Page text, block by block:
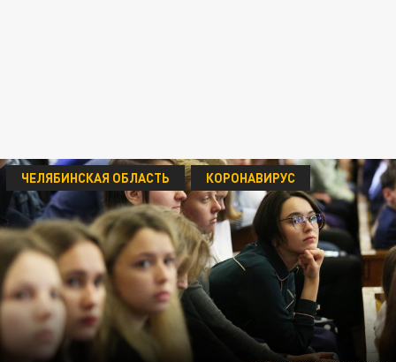
ЧЕЛЯБИНСКАЯ ОБЛАСТЬ КОРОНАВИРУС